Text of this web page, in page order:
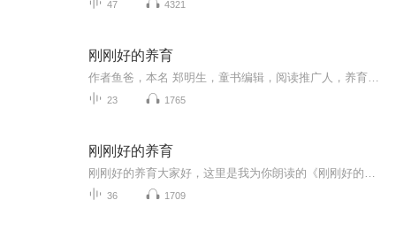
47 4321
刚刚好的养育
23 1765
刚刚好的养育
36 1709